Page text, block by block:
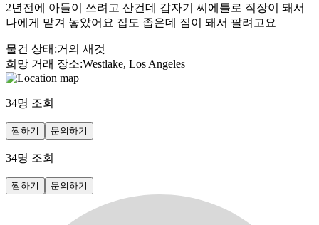
2년전에 아들이 쓰려고 산건데 갑자기 씨에틀로 직장이 돼서
나에게 맡겨 놓았어요 집도 좁은데 짐이 돼서 팔려고요
물건 상태 :거의 새것
희망 거래 장소:Westlake, Los Angeles
34명 조회
찜하기 문의하기
34명 조회
찜하기 문의하기